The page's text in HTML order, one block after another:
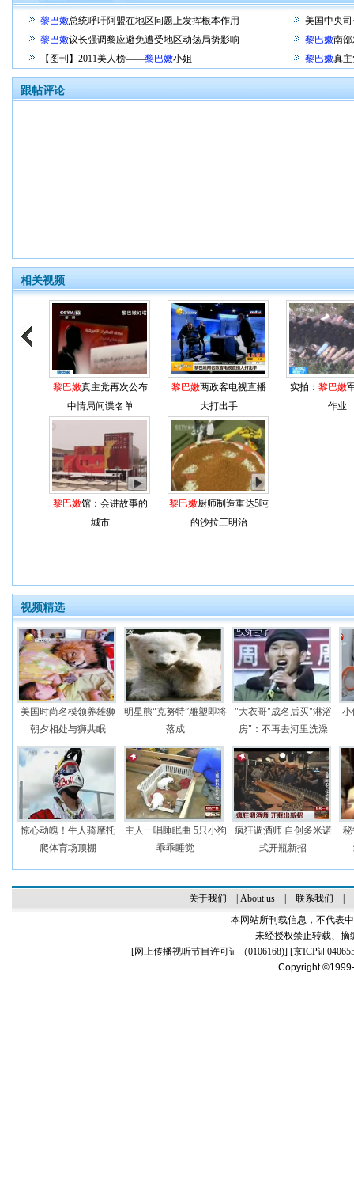
黎巴嫩总统呼吁阿盟在地区问题上发挥根本作用
美国中央
黎巴嫩议长强调黎应避免遭受地区动荡局势影响 黎巴嫩南
【图刊】2011美人榜——黎巴嫩小姐 黎巴嫩真
跟帖评论
相关视频
黎巴嫩真主党再次公布
中情局间谍名单
黎巴嫩两政客电视直播
大打出手
实拍： 黎巴嫩
作业
黎巴嫩馆：会讲故事的
城市
黎巴嫩厨师制造重达5吨
的沙拉三明治
视频精选
美国时尚名模领养雄狮
朝夕相处与狮共眠
明星熊“克努特”雕塑即将
落成
"大衣哥"成名后买"淋浴
房"：不再去河里洗澡
小
惊心动魄！牛人骑摩托
爬体育场顶棚
主人一唱睡眠曲 5只小狗
乖乖睡觉
疯狂调酒师 自创多米诺
式开瓶新招
关于我们 About us| 联系我们
本网站所刊载信息，不代表
未经授权禁止转载、摘
[网上传播视听节目许可证（0106168)] [京ICP证
Copyright